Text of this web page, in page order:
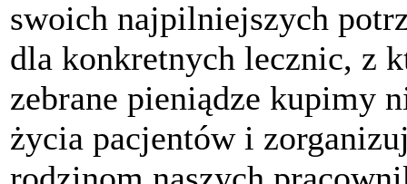
swoich najpilniejszych
dla konkretnych lecznic, z
zebrane pieniądze kupimy
życia pacjentów i